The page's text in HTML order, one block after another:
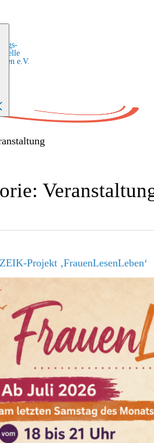
e.V.
Projekt ‚FrauenLesenLeben‘